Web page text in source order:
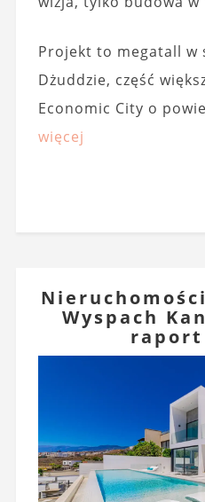
Projekt to megatall w
Dżuddzie, część
Economic City o
więcej
Wyspach
raport